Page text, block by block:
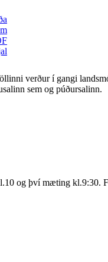
verður í gangi
sem og púðursalinn.
og því mæting